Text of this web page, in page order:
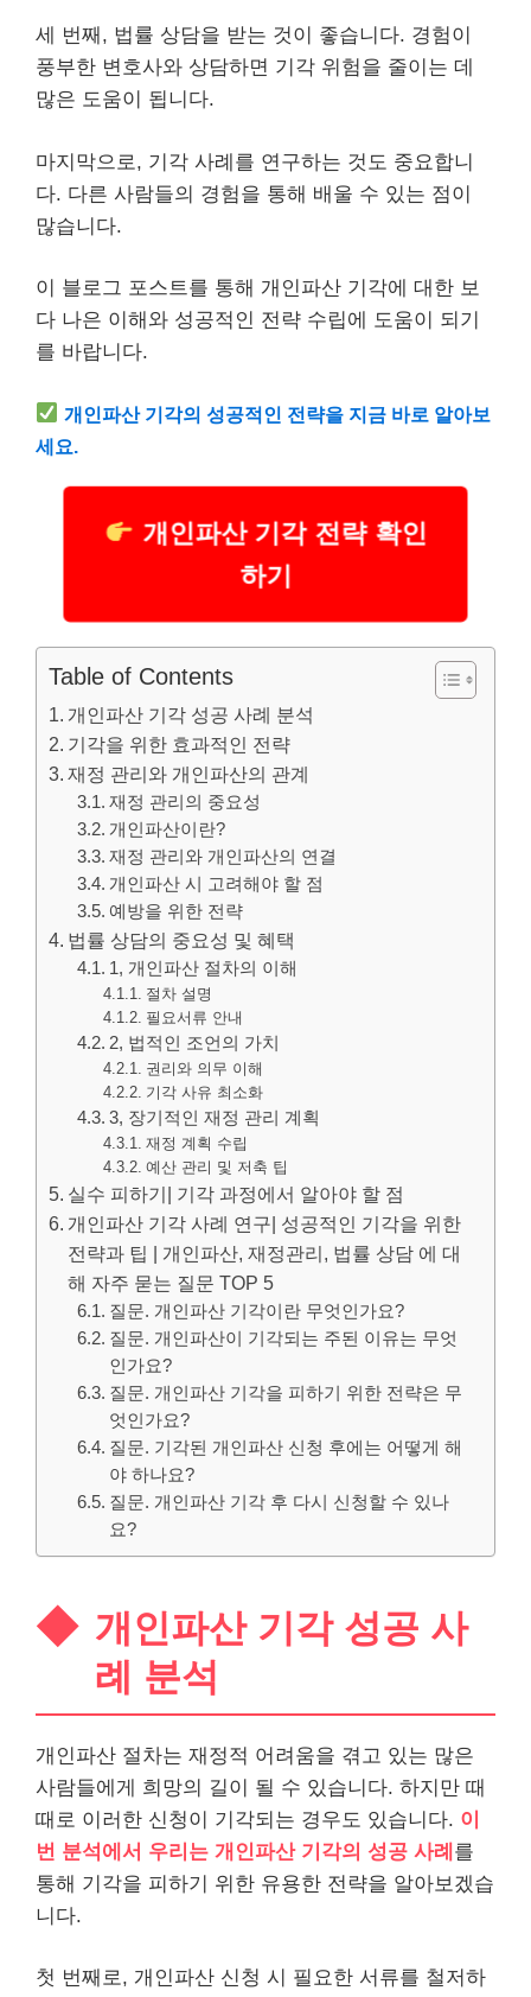
세 번째, 법률 상담을 받는 것이 좋습니다. 경험이
풍부한 변호사와 상담하면 기각 위험을 줄이는 데
많은 도움이 됩니다.
마지막으로, 기각 사례를 연구하는 것도 중요합니
다. 다른 사람들의 경험을 통해 배울 수 있는 점이
많습니다.
이 블로그 포스트를 통해 개인파산 기각에 대한 보
다 나은 이해와 성공적인 전략 수립에 도움이 되기
를 바랍니다.
개인파산 기각의 성공적인 전략을 지금 바로 알아보
세요.
개인파산 기각 전략 확인
하기
Table of Contents
개인파산 기각 성공 사례 분석
기각을 위한 효과적인 전략
재정 관리와 개인파산의 관계
재정 관리의 중요성
개인파산이란?
재정 관리와 개인파산의 연결
개인파산 시 고려해야 할 점
예방을 위한 전략
법률 상담의 중요성 및 혜택
1, 개인파산 절차의 이해
절차 설명
필요서류 안내
2, 법적인 조언의 가치
권리와 의무 이해
기각 사유 최소화
3, 장기적인 재정 관리 계획
재정 계획 수립
예산 관리 및 저축 팁
실수 피하기| 기각 과정에서 알아야 할 점
개인파산 기각 사례 연구| 성공적인 기각을 위한
전략과 팁 | 개인파산, 재정관리, 법률 상담 에 대
해 자주 묻는 질문 TOP 5
질문. 개인파산 기각이란 무엇인가요?
질문. 개인파산이 기각되는 주된 이유는 무엇
인가요?
질문. 개인파산 기각을 피하기 위한 전략은 무
엇인가요?
질문. 기각된 개인파산 신청 후에는 어떻게 해
야 하나요?
질문. 개인파산 기각 후 다시 신청할 수 있나
요?
개인파산 기각 성공 사
례 분석
개인파산 절차는 재정적 어려움을 겪고 있는 많은
사람들에게 희망의 길이 될 수 있습니다. 하지만 때
때로 이러한 신청이 기각되는 경우도 있습니다. 이
번 분석에서 우리는 개인파산 기각의 성공 사례 를
통해 기각을 피하기 위한 유용한 전략을 알아보겠습
니다.
첫 번째로, 개인파산 신청 시 필요한 서류를 철저하